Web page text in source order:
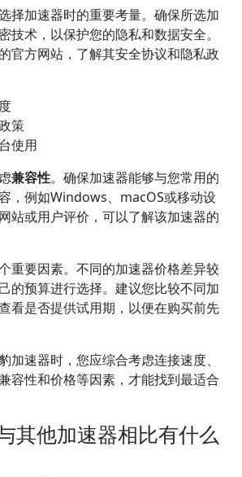
择加速器时的重要考量。确保所选加
技术，以保护您的隐私和数据安全。
官方网站，了解其安全协议和隐私政
策
使用
兼容性。确保加速器能够与您常用的
，例如Windows、macOS或移动设
站或用户评价，可以了解该加速器的
重要因素。不同的加速器价格差异较
的预算进行选择。建议您比较不同加
看是否提供试用期，以便在购买前先
加速器时，您应综合考虑连接速度、
容性和价格等因素，才能找到最适合
其他加速器相比有什么